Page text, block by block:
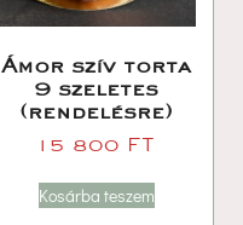
Ámor szív torta
9 szeletes
(rendelésre)
15 800 FT
Kosárba teszem